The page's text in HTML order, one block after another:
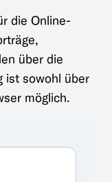
die Online-
über die
ist sowohl über
möglich.